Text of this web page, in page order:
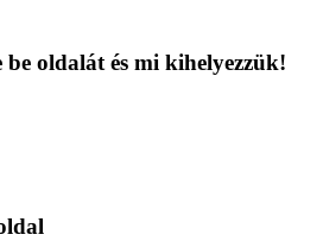
oldalát és mi kihelyezzük!